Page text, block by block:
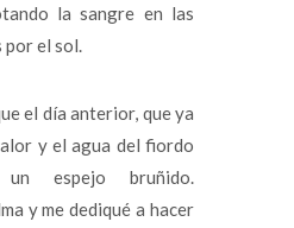
la sangre en las
por el sol.
el día anterior, que ya
y el agua del fiordo
espejo bruñido.
y me dediqué a hacer